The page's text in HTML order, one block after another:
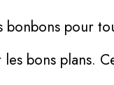
pour
bons plans.